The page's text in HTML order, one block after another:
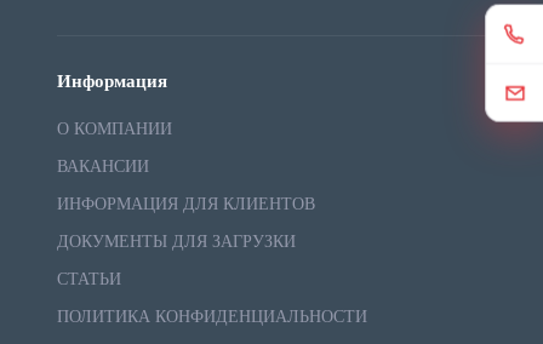
Информация
О КОМПАНИИ
ВАКАНСИИ
ИНФОРМАЦИЯ ДЛЯ КЛИЕНТОВ
ДОКУМЕНТЫ ДЛЯ ЗАГРУЗКИ
СТАТЬИ
ПОЛИТИКА КОНФИДЕНЦИАЛЬНОСТИ